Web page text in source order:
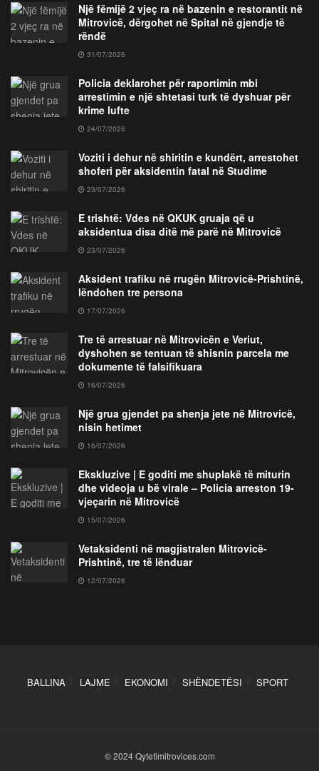
Një fëmijë 2 vjeç ra në bazenin e restorantit në
Mitrovicë, dërgohet në Spital në gjendje të
rëndë
31/07/2026
Policia deklarohet për raportimin mbi
arrestimin e një shtetasi turk të dyshuar për
krime lufte
24/07/2026
Voziti i dehur në shiritin e kundërt, arrestohet
shoferi për aksidentin fatal në Studime
23/07/2026
E trishtë: Vdes në QKUK gruaja që u
aksidentua disa ditë më parë në Mitrovicë
23/07/2026
Aksident trafiku në rrugën Mitrovicë-Prishtinë,
lëndohen tre persona
17/07/2026
Tre të arrestuar në Mitrovicën e Veriut,
dyshohen se tentuan të shisnin parcela me
dokumente të falsifikuara
16/07/2026
Një grua gjendet pa shenja jete në Mitrovicë,
nisin hetimet
16/07/2026
Ekskluzive | E goditi me shuplakë të miturin
dhe videoja u bë virale – Policia arreston 19-
vjeçarin në Mitrovicë
15/07/2026
Vetaksidenti në magjistralen Mitrovicë-
Prishtinë, tre të lënduar
12/07/2026
BALLINA LAJME EKONOMI SHËNDETËSI SPORT
© 2024 Qytetimitrovices.com